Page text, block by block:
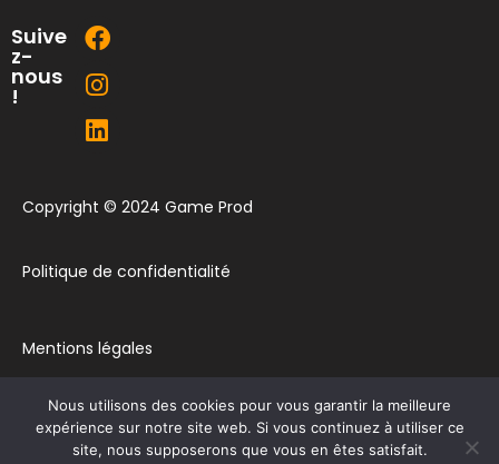
Suive
z-
nous
!
Copyright © 2024 Game Prod
Politique de confidentialité
Mentions légales
Plan du site
Nous utilisons des cookies pour vous garantir la meilleure
expérience sur notre site web. Si vous continuez à utiliser ce
site, nous supposerons que vous en êtes satisfait.